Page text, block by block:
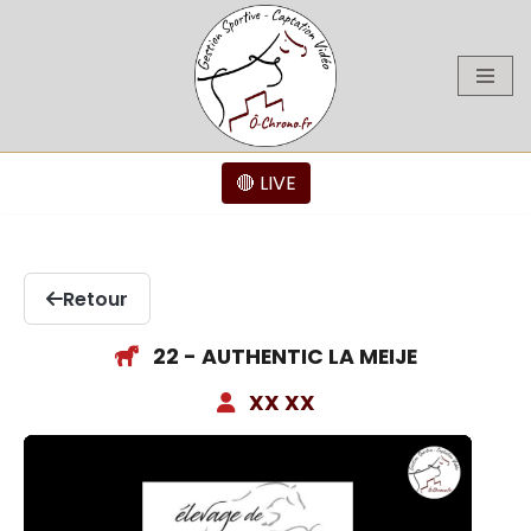
🔴 LIVE
Retour
22 - AUTHENTIC LA MEIJE
XX XX